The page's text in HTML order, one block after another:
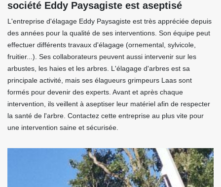
société Eddy Paysagiste est aseptisé
L'entreprise d'élagage Eddy Paysagiste est très appréciée depuis
des années pour la qualité de ses interventions. Son équipe peut
effectuer différents travaux d'élagage (ornemental, sylvicole,
fruitier...). Ses collaborateurs peuvent aussi intervenir sur les
arbustes, les haies et les arbres. L'élagage d'arbres est sa
principale activité, mais ses élagueurs grimpeurs Laas sont
formés pour devenir des experts. Avant et après chaque
intervention, ils veillent à aseptiser leur matériel afin de respecter
la santé de l'arbre. Contactez cette entreprise au plus vite pour
une intervention saine et sécurisée.